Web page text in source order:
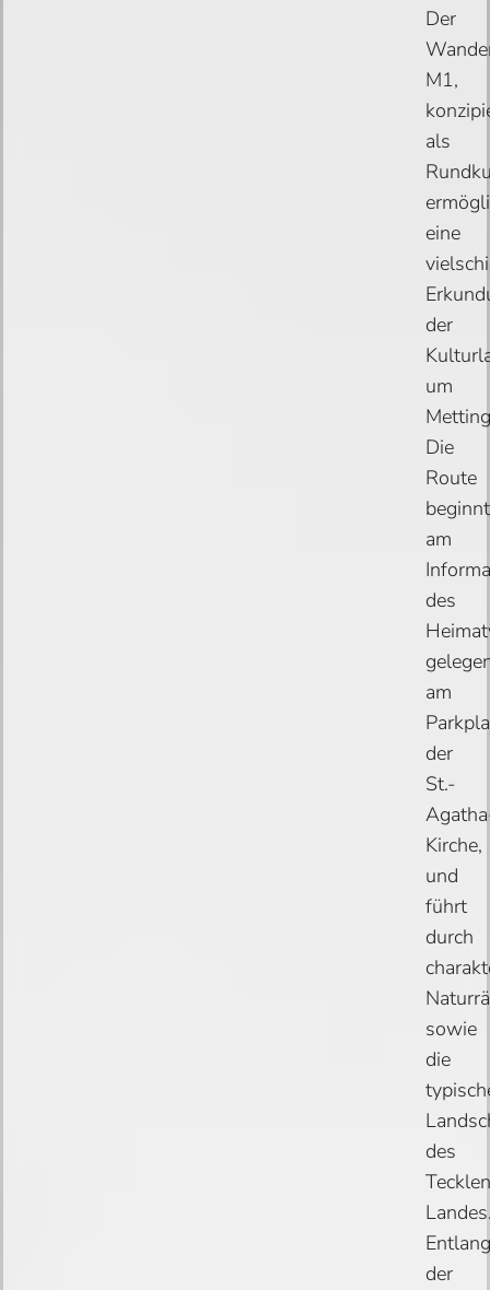
Der
M1,
als
eine
der
um
Die
Route
beginnt
am
des
am
der
St.-
Kirche,
und
führt
durch
sowie
die
des
Entlang
der